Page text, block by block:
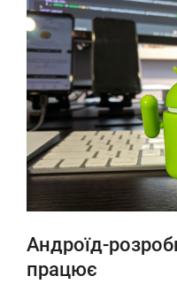
Андроїд-
працює